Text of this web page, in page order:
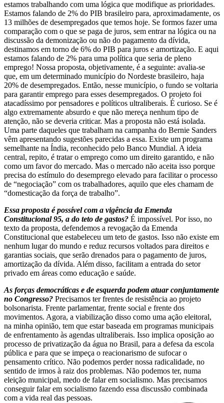
estamos trabalhando com uma lógica que modifique as prioridades.
Estamos falando de 2% do PIB brasileiro para, aproximadamente, os
13 milhões de desempregados que temos hoje. Se formos fazer uma
comparação com o que se paga de juros, sem entrar na lógica ou na
discussão da demonização ou não do pagamento da dívida,
destinamos em torno de 6% do PIB para juros e amortização. E aqui
estamos falando de 2% para uma política que seria de pleno
emprego! Nossa proposta, objetivamente, é a seguinte: avalia-se
que, em um determinado município do Nordeste brasileiro, haja
20% de desempregados. Então, nesse município, o fundo se voltaria
para garantir emprego para esses desempregados. O projeto foi
atacadíssimo por pensadores e políticos ultraliberais. É curioso. Se é
algo extremamente absurdo e que não mereça nenhum tipo de
atenção, não se deveria criticar. Mas a proposta não está isolada.
Uma parte daqueles que trabalham na campanha do Bernie Sanders
vêm apresentando sugestões parecidas a essa. Existe um programa
semelhante na Índia, reconhecido pelo Banco Mundial. A ideia
central, repito, é tratar o emprego como um direito garantido, e não
como um favor do mercado. Mas o mercado não aceita isso porque
precisa do estímulo do desemprego elevado para facilitar o processo
de “negociação” com os trabalhadores, aquilo que eles chamam de
“domesticação da força de trabalho”.
Essa proposta é possível com a vigência da Emenda
Constitucional 95, a do teto de gastos? É impossível. Por isso, no
texto da proposta, defendemos a revogação da Emenda
Constitucional que estabeleceu um teto de gastos. Isso não existe em
nenhum lugar do mundo e reduz recursos voltados para direitos e
garantias sociais, que serão drenados para o pagamento de juros,
amortização da dívida. Além disso, facilitam a entrada do setor
privado em áreas como educação e saúde.
As forças democráticas e de esquerda podem atuar conjuntamente
no Congresso? Precisamos ter frentes de resistência ao projeto
bolsonarista. Frente parlamentar, frente social e frente dos
movimentos. Agora, a viabilização disso como uma ação eleitoral,
na minha opinião, tem que estar baseada em programas municipais
de enfrentamento às agendas ultraliberais. Isso implica oposição ao
processo de privatização da água no Brasil, para a defesa da escola
pública e para que se impeça o reacionarismo de sufocar o
pensamento crítico. Não podemos perder nossa radicalidade, no
sentido de irmos à raiz dos problemas. Não podemos ter, numa
eleição municipal, medo de falar em socialismo. Mas precisamos
conseguir falar em socialismo fazendo essa discussão combinada
com a vida real das pessoas.